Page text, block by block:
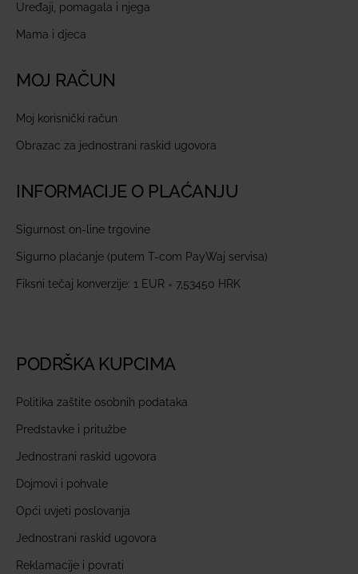
Uređaji, pomagala i njega
Mama i djeca
MOJ RAČUN
Moj korisnički račun
Obrazac za jednostrani raskid ugovora
INFORMACIJE O PLAĆANJU
Sigurnost on-line trgovine
Sigurno plaćanje (putem T-com PayWaj servisa)
Fiksni tečaj konverzije: 1 EUR = 7,53450 HRK
PODRŠKA KUPCIMA
Politika zaštite osobnih podataka
Predstavke i pritužbe
Jednostrani raskid ugovora
Dojmovi i pohvale
Opći uvjeti poslovanja
Jednostrani raskid ugovora
Reklamacije i povrati